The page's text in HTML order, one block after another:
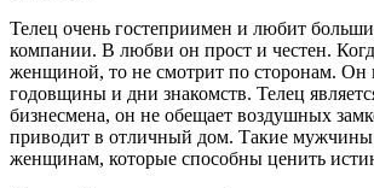
Телец очень гостеприимен и любит
компании. В любви он прост и честен.
женщиной, то не смотрит по сторонам. Он
годовщины и дни знакомств. Телец
бизнесмена, он не обещает воздушных
приводит в отличный дом. Такие мужчины
женщинам, которые способны ценить